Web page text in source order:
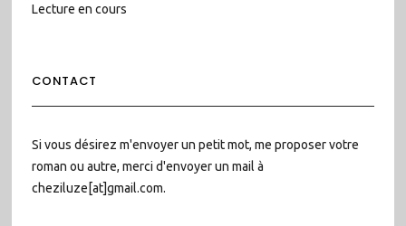
Lecture en cours
CONTACT
Si vous désirez m'envoyer un petit mot, me proposer votre
roman ou autre, merci d'envoyer un mail à
cheziluze[at]gmail.com.